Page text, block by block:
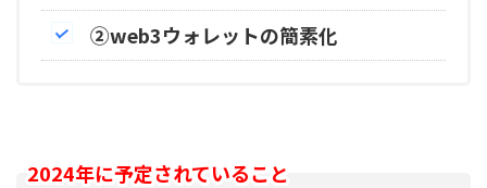
②web3ウォレットの簡素化
2024年に予定されていること